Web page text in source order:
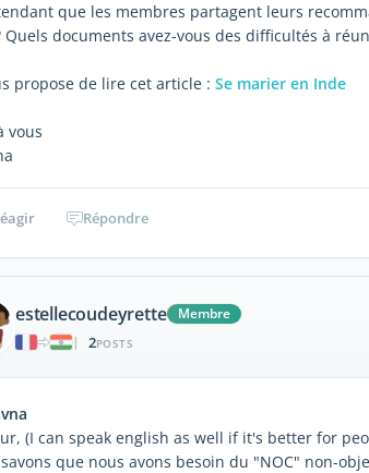
que les membres partagent leurs
Quels documents avez-vous des difficultés à
propose de lire cet article : Se marier en Inde
vous
Répondre
estellecoudeyrette
Membre
|
2POSTS
(I can speak english as well if it's better for
que nous avons besoin du "NOC" non-